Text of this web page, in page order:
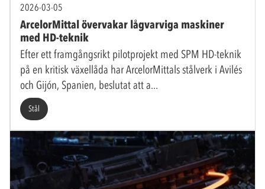
2026-03-05
ArcelorMittal övervakar lågvarviga maskiner
med HD-teknik
Efter ett framgångsrikt pilotprojekt med SPM HD-teknik
på en kritisk växellåda har ArcelorMittals stålverk i Avilés
och Gijón, Spanien, beslutat att a
Stål